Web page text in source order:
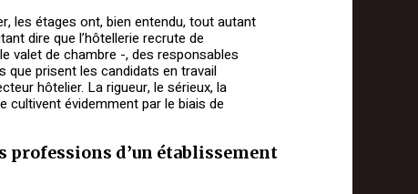
les étages ont, bien entendu, tout autant
dire que l’hôtellerie recrute de
valet de chambre -, des responsables
que prisent les candidats en travail
hôtelier. La rigueur, le sérieux, la
évidemment par le biais de
professions d’un établissement